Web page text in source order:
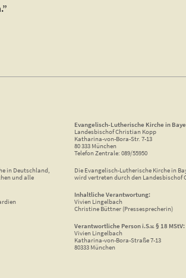
in Deutschland,
und alle
Evangelisch-Lutherische Kirche in
Landesbischof Christian Kopp
Katharina-von-Bora-Str. 7-13
80 333 München
Telefon Zentrale: 089/55950
Die Evangelisch-Lutherische Kirche in
wird vertreten durch den Landesbischof
Inhaltliche Verantwortung:
Vivien Lingelbach
Christine Büttner (Pressesprecherin)
Verantwortliche Person i.S.v. § 18 MStV:
Vivien Lingelbach
Katharina-von-Bora-Straße 7-13
80333 München